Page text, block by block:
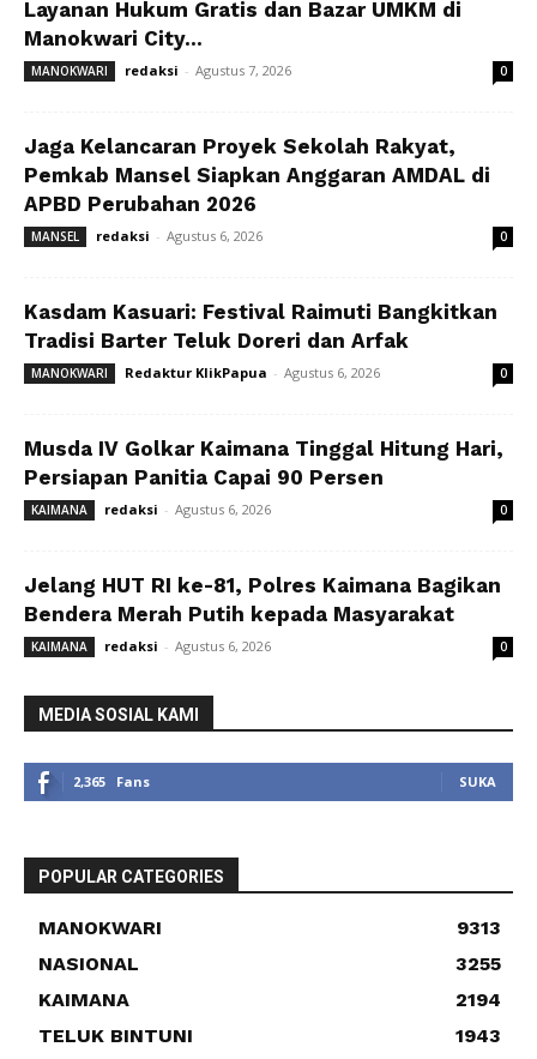
Layanan Hukum Gratis dan Bazar UMKM di
Manokwari City...
MANOKWARI redaksi - Agustus 7, 2026 0
Jaga Kelancaran Proyek Sekolah Rakyat,
Pemkab Mansel Siapkan Anggaran AMDAL di
APBD Perubahan 2026
MANSEL redaksi - Agustus 6, 2026 0
Kasdam Kasuari: Festival Raimuti Bangkitkan
Tradisi Barter Teluk Doreri dan Arfak
MANOKWARI Redaktur KlikPapua - Agustus 6, 2026 0
Musda IV Golkar Kaimana Tinggal Hitung Hari,
Persiapan Panitia Capai 90 Persen
KAIMANA redaksi - Agustus 6, 2026 0
Jelang HUT RI ke-81, Polres Kaimana Bagikan
Bendera Merah Putih kepada Masyarakat
KAIMANA redaksi - Agustus 6, 2026 0
MEDIA SOSIAL KAMI
2,365 Fans SUKA
POPULAR CATEGORIES
MANOKWARI
9313
NASIONAL
3255
KAIMANA
2194
TELUK BINTUNI
1943